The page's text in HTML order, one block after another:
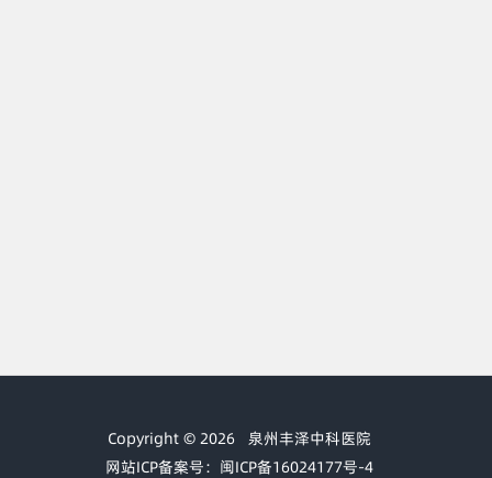
Copyright © 2026 泉州丰泽中科医院
网站ICP备案号：闽ICP备16024177号-4